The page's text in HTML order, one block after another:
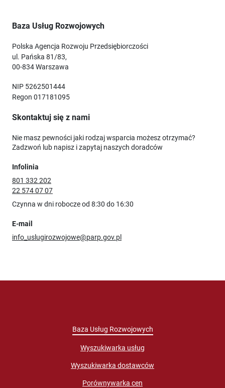
Baza Usług Rozwojowych
Polska Agencja Rozwoju Przedsiębiorczości
ul. Pańska 81/83,
00-834 Warszawa
NIP 5262501444
Regon 017181095
Skontaktuj się z nami
Nie masz pewności jaki rodzaj wsparcia możesz otrzymać?
Zadzwoń lub napisz i zapytaj naszych doradców
Infolinia
801 332 202
22 574 07 07
Czynna w dni robocze od 8:30 do 16:30
E-mail
info_uslugirozwojowe@parp.gov.pl
Baza Usług Rozwojowych
Wyszukiwarka usług
Wyszukiwarka dostawców
Porównywarka cen